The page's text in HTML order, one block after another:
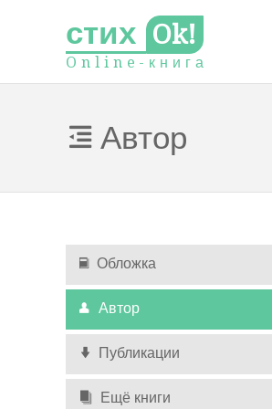
стих Ok!
O n l i n e - к н и г а
Автор
Обложка
Автор
Публикации
Ещё книги